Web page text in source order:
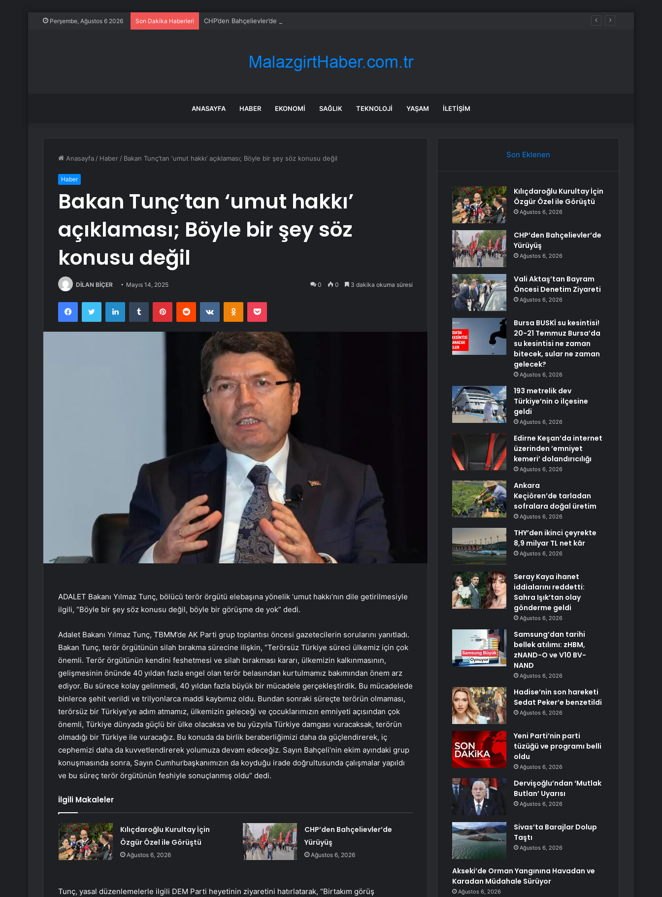
Perşembe, Ağustos 6 2026 Son Dakika Haberleri CHP’den Bahçelievler’de Yürüyüş
ANASAYFA HABER EKONOMI SAĞLIK TEKNOLOJI YAŞAM İLETIŞIM
Anasayfa / Haber / Bakan Tunç’tan ‘umut hakkı’ açıklaması; Böyle bir şey söz konusu değil
Haber
Bakan Tunç’tan ‘umut hakkı’
açıklaması; Böyle bir şey söz
konusu değil
DİLAN BİÇER Mayıs 14, 2025 0 0 3 dakika okuma süresi
FacebookTwitter LinkedInTumblr PinterestReddit VKontakteOdnoklassniki
Pocket
ADALET Bakanı Yılmaz Tunç, bölücü terör örgütü elebaşına yönelik ‘umut hakkı’nın dile getirilmesiyle
ilgili, “Böyle bir şey söz konusu değil, böyle bir görüşme de yok” dedi.
Adalet Bakanı Yılmaz Tunç, TBMM’de AK Parti grup toplantısı öncesi gazetecilerin sorularını yanıtladı.
Bakan Tunç, terör örgütünün silah bırakma sürecine ilişkin, “Terörsüz Türkiye süreci ülkemiz için çok
önemli. Terör örgütünün kendini feshetmesi ve silah bırakması kararı, ülkemizin kalkınmasının,
gelişmesinin önünde 40 yıldan fazla engel olan terör belasından kurtulmamız bakımından önem arz
ediyor. Bu sürece kolay gelinmedi, 40 yıldan fazla büyük bir mücadele gerçekleştirdik. Bu mücadelede
binlerce şehit verildi ve trilyonlarca maddi kaybımız oldu. Bundan sonraki süreçte terörün olmaması,
terörsüz bir Türkiye’ye adım atmamız, ülkemizin geleceği ve çocuklarımızın emniyeti açısından çok
önemli, Türkiye dünyada güçlü bir ülke olacaksa ve bu yüzyıla Türkiye damgası vuracaksak, terörün
olmadığı bir Türkiye ile vuracağız. Bu konuda da birlik beraberliğimizi daha da güçlendirerek, iç
cephemizi daha da kuvvetlendirerek yolumuza devam edeceğiz. Sayın Bahçeli’nin ekim ayındaki grup
konuşmasında sonra, Sayın Cumhurbaşkanımızın da koyduğu irade doğrultusunda çalışmalar yapıldı
ve bu süreç terör örgütünün feshiyle sonuçlanmış oldu” dedi.
İlgili Makaleler
Kılıçdaroğlu Kurultay İçin
Özgür Özel ile Görüştü
Ağustos 6, 2026
CHP’den Bahçelievler’de
Yürüyüş
Ağustos 6, 2026
Tunç, yasal düzenlemelerle ilgili DEM Parti heyetinin ziyaretini hatırlatarak, “Birtakım görüş
Son Eklenen
Kılıçdaroğlu Kurultay İçin
Özgür Özel ile Görüştü
Ağustos 6, 2026
CHP’den Bahçelievler’de
Yürüyüş
Ağustos 6, 2026
Vali Aktaş’tan Bayram
Öncesi Denetim Ziyareti
Ağustos 6, 2026
Bursa BUSKİ su kesintisi!
20-21 Temmuz Bursa’da
su kesintisi ne zaman
bitecek, sular ne zaman
gelecek?
Ağustos 6, 2026
193 metrelik dev
Türkiye’nin o ilçesine
geldi
Ağustos 6, 2026
Edirne Keşan’da internet
üzerinden ’emniyet
kemeri’ dolandırıcılığı
Ağustos 6, 2026
Ankara
Keçiören’de tarladan
sofralara doğal üretim
Ağustos 6, 2026
THY’den ikinci çeyrekte
8,9 milyar TL net kâr
Ağustos 6, 2026
Seray Kaya ihanet
iddialarını reddetti:
Sahra Işık’tan olay
gönderme geldi
Ağustos 6, 2026
Samsung’dan tarihi
bellek atılımı: zHBM,
zNAND-O ve V10 BV-
NAND
Ağustos 6, 2026
Hadise’nin son hareketi
Sedat Peker’e benzetildi
Ağustos 6, 2026
Yeni Parti’nin parti
tüzüğü ve programı belli
oldu
Ağustos 6, 2026
Dervişoğlu’ndan ‘Mutlak
Butlan’ Uyarısı
Ağustos 6, 2026
Sivas’ta Barajlar Dolup
Taştı
Ağustos 6, 2026
Akseki’de Orman Yangınına Havadan ve
Karadan Müdahale Sürüyor
Ağustos 6, 2026